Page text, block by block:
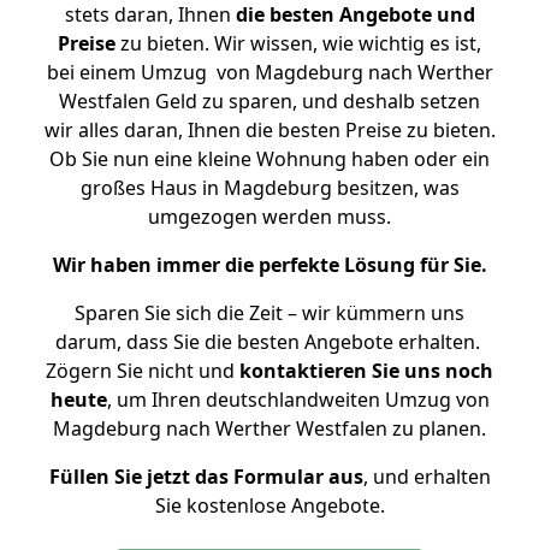
stets daran, Ihnen die besten Angebote und
Preisezu bieten. Wir wissen, wie wichtig es ist,
bei einem Umzug von Magdeburg nach Werther
Westfalen Geld zu sparen, und deshalb setzen
wir alles daran, Ihnen die besten Preise zu bieten.
Ob Sie nun eine kleine Wohnung haben oder ein
großes Haus in Magdeburg besitzen, was
umgezogen werden muss.
Wir haben immer die perfekte Lösung für Sie.
Sparen Sie sich die Zeit – wir kümmern uns
darum, dass Sie die besten Angebote erhalten.
Zögern Sie nicht und kontaktieren Sie uns noch
heute, um Ihren deutschlandweiten Umzug von
Magdeburg nach Werther Westfalen zu planen.
Füllen Sie jetzt das Formular aus, und erhalten
Sie kostenlose Angebote.